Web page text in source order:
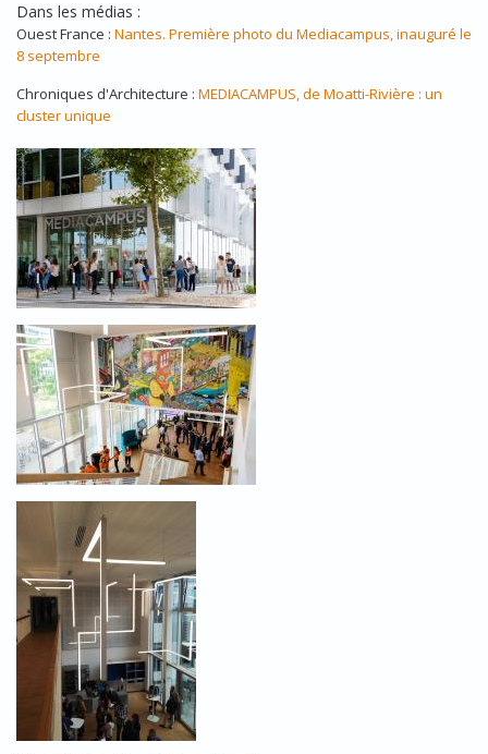
Dans les médias :
Ouest France : Nantes. Première photo du Mediacampus, inauguré le
8 septembre
Chroniques d'Architecture : MEDIACAMPUS, de Moatti-Rivière : un
cluster unique